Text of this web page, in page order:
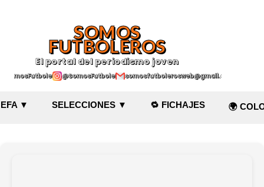
SOMOS
FUTBOLEROS
El portal del periodismo joven
@SomosFutbolerossomosfutbolerosweb@gmail.com
▼ SELECCIONES ▼ 🔁 FICHAJES 🌍